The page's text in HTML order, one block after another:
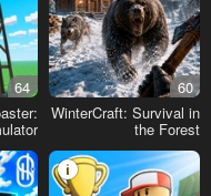
60
WinterCraft: Survival in
the Forest
64